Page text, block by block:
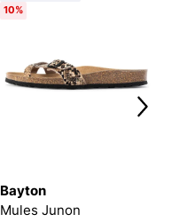
10%
Bayton
Mules Junon